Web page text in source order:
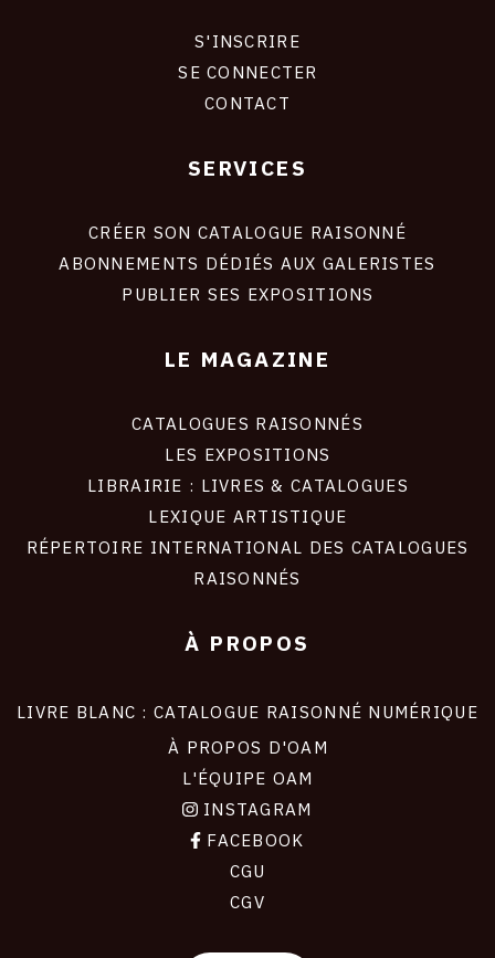
S'INSCRIRE
SE CONNECTER
CONTACT
SERVICES
CRÉER SON CATALOGUE RAISONNÉ
ABONNEMENTS DÉDIÉS AUX GALERISTES
PUBLIER SES EXPOSITIONS
LE MAGAZINE
CATALOGUES RAISONNÉS
LES EXPOSITIONS
LIBRAIRIE : LIVRES & CATALOGUES
LEXIQUE ARTISTIQUE
RÉPERTOIRE INTERNATIONAL DES CATALOGUES
RAISONNÉS
À PROPOS
LIVRE BLANC : CATALOGUE RAISONNÉ NUMÉRIQUE
À PROPOS D'OAM
L'ÉQUIPE OAM
INSTAGRAM
FACEBOOK
CGU
CGV